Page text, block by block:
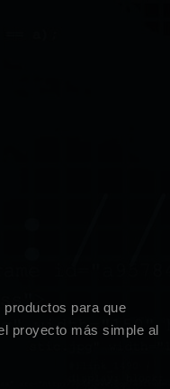
para que
proyecto más simple al